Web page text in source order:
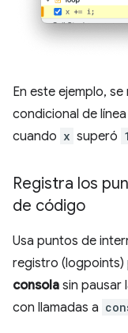
En este ejemplo,
condicional de
cuando x superó
Registra los
de código
Usa puntos de
registro (logpoints)
consola sin pausar
con llamadas a